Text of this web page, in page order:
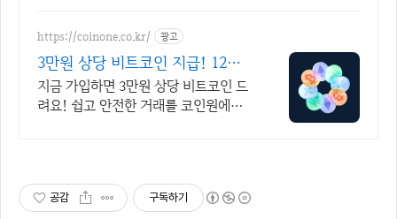
https://coinone.co.kr/ 광고
3만원 상당 비트코인 지급! 12년
무사고 거래소
지금 가입하면 3만원 상당 비트코인 드
려요! 쉽고 안전한 거래를 코인원에서
공감 구독하기